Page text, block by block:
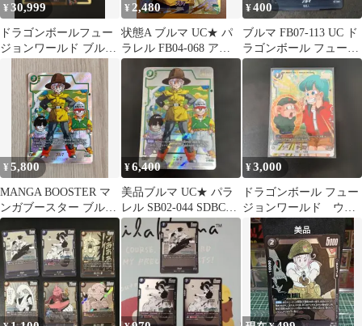
¥30,999
ドラゴンボールフュー
ジョンワールド ブルマ
FB07-113 UC
¥ 2,480
状態A ブルマ UC★ パ
ラレル FB04-068 アニ
バーサリー ドラゴンボ
ールフュージョンワー
ルド DBFW
¥400
ブルマ FB07-113 UC ド
ラゴンボール フュージ
ョンワールド
¥5,800
MANGA BOOSTER マ
ンガブースター ブルマ
UC パラレル
¥6,400
美品ブルマ UC★ パラ
レル SB02-044 SDBCG
FW
¥3,000
ドラゴンボール フュー
ジョンワールド ウー
ロン パラレル ブル
マ